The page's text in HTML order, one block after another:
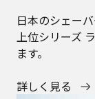
日本のシェー
上位シリーズ
ます。
詳しく見る